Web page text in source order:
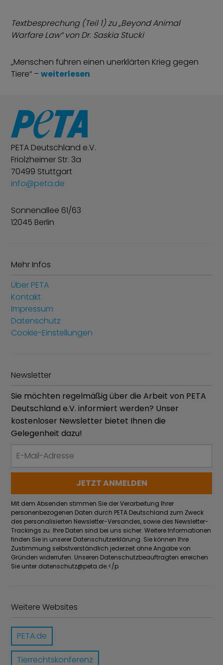
Textbesprechung (Teil 1) zu „Beyond Animal
Warfare Law“ von Dr. Saskia Stucki
„Menschen führen einen unerklärten Krieg gegen
Tiere“ –„Tierschutz oder Kriegsrecht gegen Tiere?“
weiterlesen
PETA Deutschland e.V.
Friolzheimer Str. 3a
70499 Stuttgart
info@peta.de
Sonnenallee 61/63
12045 Berlin
Mehr Infos
Über PETA
Kontakt
Impressum
Datenschutz
Cookie-Einstellungen
Newsletter
Sie möchten regelmäßig über die Arbeit von PETA
Deutschland e.V. informiert werden? Unser
kostenloser Newsletter bietet Ihnen die
Gelegenheit dazu!
Mit dem Absenden stimmen Sie der Verarbeitung Ihrer
personenbezogenen Daten durch PETA Deutschland zum Zweck
des personalisierten Newsletter-Versandes, sowie des Newsletter-
Trackings zu. Ihre Daten sind bei uns sicher. Weitere Informationen
finden Sie in unserer Datenschutzerklärung. Sie können Ihre
Zustimmung selbstverständlich jederzeit ohne Angabe von
Gründen widerrufen. Unseren Datenschutzbeauftragten erreichen
Sie unter datenschutz@peta.de.</p
Weitere Websites
PETA.de
Tierrechtskonferenz